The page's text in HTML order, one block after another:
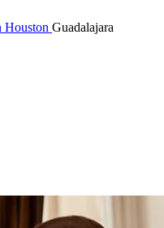
Houston Guadalajara